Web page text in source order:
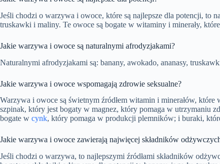
Jeśli chodzi o warzywa i owoce, które są najlepsze dla potencji, to
truskawki i maliny. Te owoce są bogate w witaminy i minerały,
Jakie warzywa i owoce są naturalnymi afrodyzjakami?
Naturalnymi afrodyzjakami są: banany, awokado, ananasy,
Jakie warzywa i owoce wspomagają zdrowie seksualne?
Warzywa i owoce są świetnym źródłem witamin i minerałów,
szpinak, który jest bogaty w magnez, który pomaga w utrzymaniu
bogate w cynk, który pomaga w produkcji plemników; i buraki,
Jakie warzywa i owoce zawierają najwięcej składników
Jeśli chodzi o warzywa, to najlepszymi źródłami składników